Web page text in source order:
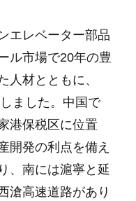
エレベーター部品
ル市場で20年の豊
人材とともに、
ました。中国で
港保税区に位置
開発の利点を備え
、南には滬寧と延
滄高速道路があり